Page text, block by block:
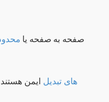
تبدیل CF2 به POTM صفحه به صفحه یا
CF2 APIهای تبدیل ایمن هستند